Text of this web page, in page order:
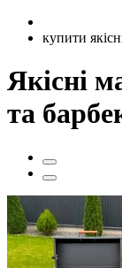
купити
Якісні
та